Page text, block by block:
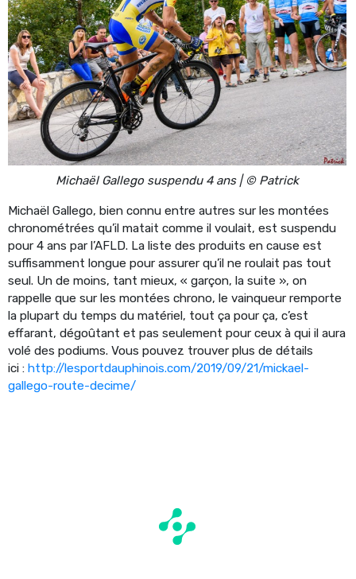
Michaël Gallego suspendu 4 ans | © Patrick
Michaël Gallego, bien connu entre autres sur les montées
chronométrées qu’il matait comme il voulait, est suspendu
pour 4 ans par l’AFLD. La liste des produits en cause est
suffisamment longue pour assurer qu’il ne roulait pas tout
seul. Un de moins, tant mieux, « garçon, la suite », on
rappelle que sur les montées chrono, le vainqueur remporte
la plupart du temps du matériel, tout ça pour ça, c’est
effarant, dégoûtant et pas seulement pour ceux à qui il aura
volé des podiums. Vous pouvez trouver plus de détails
ici : http://lesportdauphinois.com/2019/09/21/mickael-
gallego-route-decime/